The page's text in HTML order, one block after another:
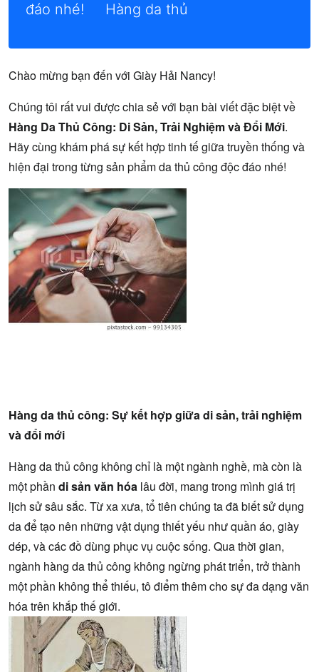
đáo nhé! Hàng da thủ
Chào mừng bạn đến với Giày Hải Nancy!
Chúng tôi rất vui được chia sẻ với bạn bài viết đặc biệt về
Hàng Da Thủ Công: Di Sản, Trải Nghiệm và Đổi Mới.
Hãy cùng khám phá sự kết hợp tinh tế giữa truyền thống và
hiện đại trong từng sản phẩm da thủ công độc đáo nhé!
Hàng da thủ công: Sự kết hợp giữa di sản, trải nghiệm
và đổi mới
Hàng da thủ công không chỉ là một ngành nghề, mà còn là
một phần di sản văn hóa lâu đời, mang trong mình giá trị
lịch sử sâu sắc. Từ xa xưa, tổ tiên chúng ta đã biết sử dụng
da để tạo nên những vật dụng thiết yếu như quần áo, giày
dép, và các đồ dùng phục vụ cuộc sống. Qua thời gian,
ngành hàng da thủ công không ngừng phát triển, trở thành
một phần không thể thiếu, tô điểm thêm cho sự đa dạng văn
hóa trên khắp thế giới.